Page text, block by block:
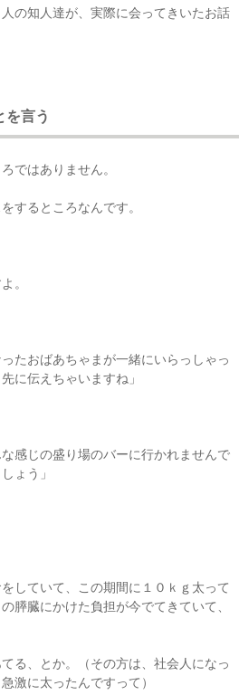
の知人達が、実際に会ってきいたお話
を言う
ではありません。
するところなんです。
。
たおばあちゃまが一緒にいらっしゃっ
に伝えちゃいますね」
感じの盛り場のバーに行かれませんで
ょう」
していて、この期間に１０ｋｇ太って
膵臓にかけた負担が今でてきていて、
る、とか。（その方は、社会人になっ
激に太ったんですって）